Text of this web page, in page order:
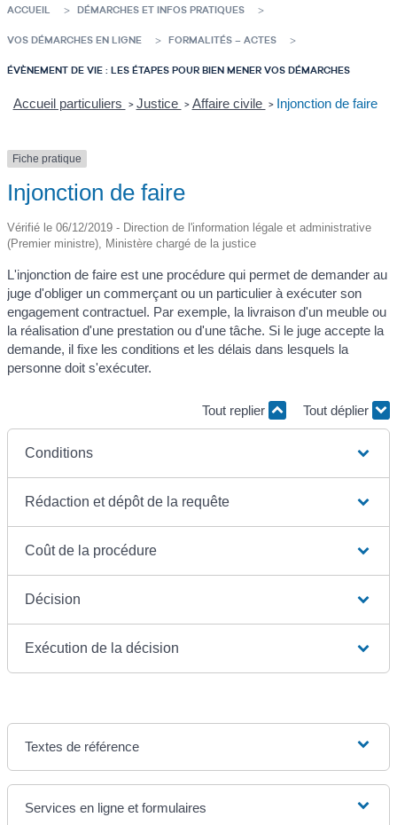
ACCUEIL DÉMARCHES ET INFOS PRATIQUES
VOS DÉMARCHES EN LIGNE FORMALITÉS – ACTES
ÉVÈNEMENT DE VIE : LES ÉTAPES POUR BIEN MENER VOS DÉMARCHES
Accueil particuliers > Justice > Affaire civile > Injonction de faire
Fiche pratique
Injonction de faire
Vérifié le 06/12/2019 - Direction de l'information légale et administrative
(Premier ministre), Ministère chargé de la justice
L'injonction de faire est une procédure qui permet de demander au
juge d'obliger un commerçant ou un particulier à exécuter son
engagement contractuel. Par exemple, la livraison d'un meuble ou
la réalisation d'une prestation ou d'une tâche. Si le juge accepte la
demande, il fixe les conditions et les délais dans lesquels la
personne doit s'exécuter.
Tout replier Tout déplier
Conditions
Rédaction et dépôt de la requête
Coût de la procédure
Décision
Exécution de la décision
Textes de référence
Services en ligne et formulaires